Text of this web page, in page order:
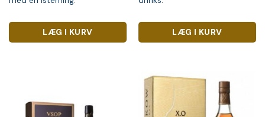
LÆG I KURV LÆG I KURV